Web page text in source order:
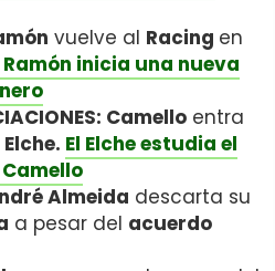
vuelve al Racing en
inicia una nueva
Camello entra
Elche. El Elche estudia el
Almeida descarta su
a pesar del acuerdo